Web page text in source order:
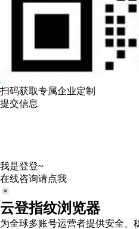
扫码获取专属企业定制
提交信息
我是登登~
在线咨询请点我
云登指纹浏览器
为全球多账号运营者提供安全、